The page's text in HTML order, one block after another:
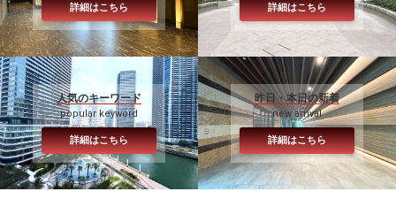
詳細はこちら 詳細はこちら
人気のキーワード
popular keyword
詳細はこちら
昨日・本日の新着
new arrival
詳細はこちら